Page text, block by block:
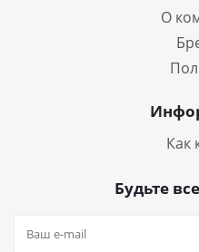
О
Как
Будьте